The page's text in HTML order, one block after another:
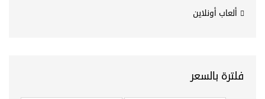
ألعاب أونلاين
فلترة بالسعر